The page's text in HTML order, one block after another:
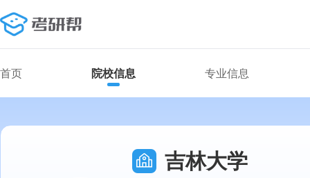
首页 院校信息 专业信息
吉林大学